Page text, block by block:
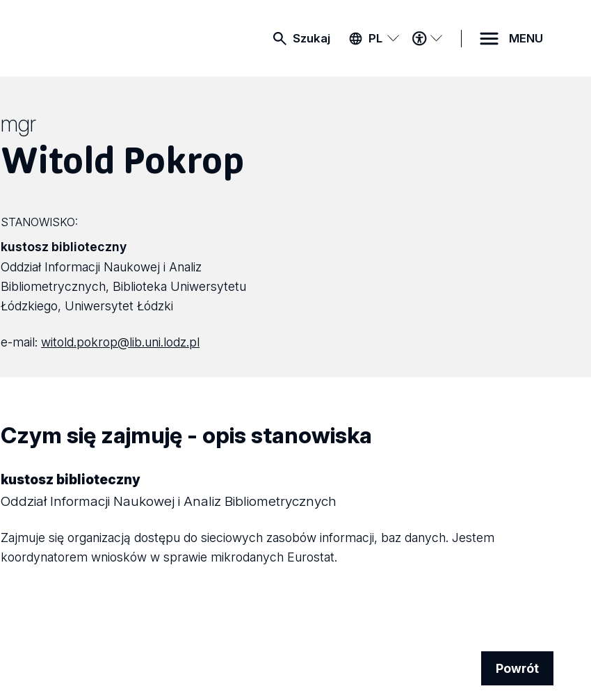
Szukaj PL
MENU
DOSTĘPNOŚCI
MENU
mgr
Witold Pokrop
STANOWISKO:
kustosz biblioteczny
Oddział Informacji Naukowej i Analiz
Bibliometrycznych, Biblioteka Uniwersytetu
Łódzkiego, Uniwersytet Łódzki
e-mail:witold.pokrop@lib.uni.lodz.pl
Czym się zajmuję - opis stanowiska
kustosz biblioteczny
Oddział Informacji Naukowej i Analiz Bibliometrycznych
Zajmuje się organizacją dostępu do sieciowych zasobów informacji, baz danych. Jestem
koordynatorem wniosków w sprawie mikrodanych Eurostat.
Powrót